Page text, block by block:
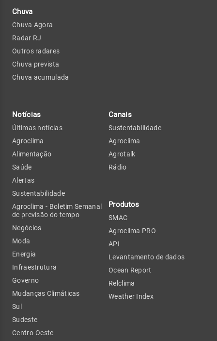
Chuva
Chuva Agora
Radar RJ
Outros radares
Chuva prevista
Chuva acumulada
Notícias
Últimas notícias
Agroclima
Alimentação
Saúde
Alertas
Sustentabilidade
Agroclima - Boletim Semanal
de previsão do tempo
Negócios
Moda
Energia
Infraestrutura
Governo
Mudanças Climáticas
Sul
Sudeste
Centro-Oeste
Canais
Sustentabilidade
Agroclima
Agrotalk
Rádio
Produtos
SMAC
Agroclima PRO
API
Levantamento de dados
Ocean Report
Relclima
Weather Index